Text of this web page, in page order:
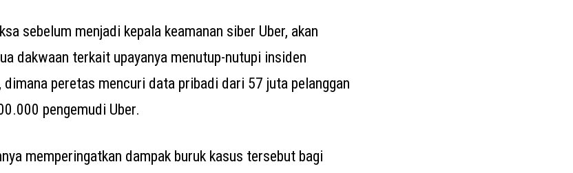
sebelum menjadi kepala keamanan siber Uber, akan
dakwaan terkait upayanya menutup-nutupi insiden
dimana peretas mencuri data pribadi dari 57 juta pelanggan
pengemudi Uber.
memperingatkan dampak buruk kasus tersebut bagi